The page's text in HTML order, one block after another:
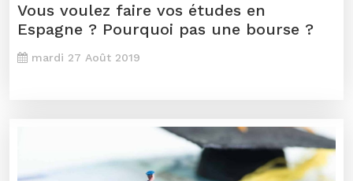
Vous voulez faire vos études en
Espagne ? Pourquoi pas une bourse ?
mardi 27 Août 2019